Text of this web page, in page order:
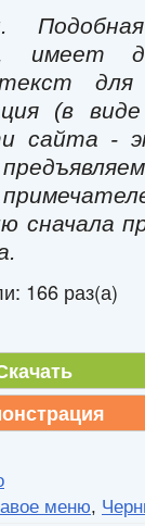
имеет
(в
сайта -
сначала
166 раз(а)
меню,